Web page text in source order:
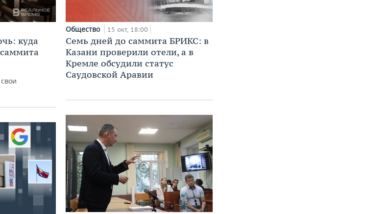
куда
Общество 15 окт, 18:00
Семь дней до саммита БРИКС: в
Казани проверили отели, а в
Кремле обсудили статус
Саудовской Аравии